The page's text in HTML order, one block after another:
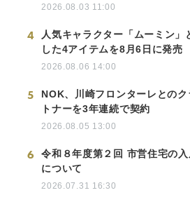
2026.08.03 11:00
4
人気キャラクター「ムーミン」
した4アイテムを8月6日に発売
2026.08.06 14:00
5
NOK、川崎フロンターレとのク
トナーを3年連続で契約
2026.08.05 13:00
6
令和８年度第２回 市営住宅の
について
2026.07.31 16:30